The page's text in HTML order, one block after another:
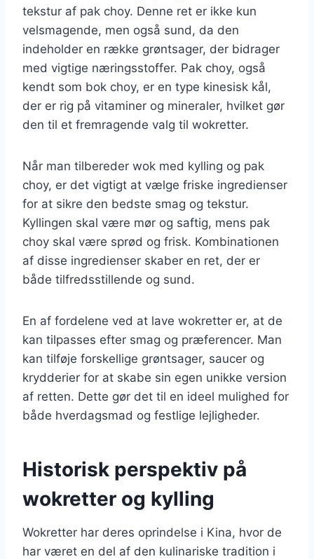
tekstur af pak choy. Denne ret er ikke kun
velsmagende, men også sund, da den
indeholder en række grøntsager, der bidrager
med vigtige næringsstoffer. Pak choy, også
kendt som bok choy, er en type kinesisk kål,
der er rig på vitaminer og mineraler, hvilket gør
den til et fremragende valg til wokretter.
Når man tilbereder wok med kylling og pak
choy, er det vigtigt at vælge friske ingredienser
for at sikre den bedste smag og tekstur.
Kyllingen skal være mør og saftig, mens pak
choy skal være sprød og frisk. Kombinationen
af disse ingredienser skaber en ret, der er
både tilfredsstillende og sund.
En af fordelene ved at lave wokretter er, at de
kan tilpasses efter smag og præferencer. Man
kan tilføje forskellige grøntsager, saucer og
krydderier for at skabe sin egen unikke version
af retten. Dette gør det til en ideel mulighed for
både hverdagsmad og festlige lejligheder.
Historisk perspektiv på
wokretter og kylling
Wokretter har deres oprindelse i Kina, hvor de
har været en del af den kulinariske tradition i